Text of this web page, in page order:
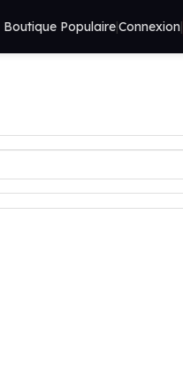
Boutique Populaire|Connexion|